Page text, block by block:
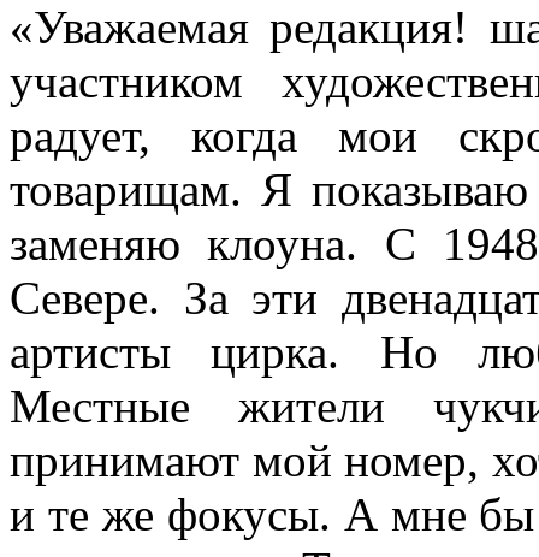
«Уважаемая редакция!
участником
радует, когда мои
товарищам. Я
заменяю клоуна. С
Севере. За эти
артисты цирка. Но
Местные жители
принимают мой номер,
и те же фокусы. А мне бы